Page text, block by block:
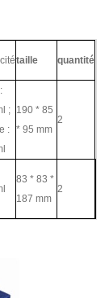
taille quantité
;
:
190 * 85
* 95 mm
2
83 * 83 *
187 mm
2